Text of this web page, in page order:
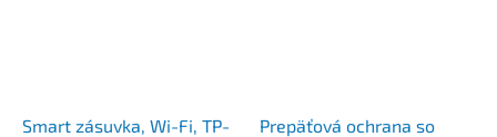
Smart zásuvka, Wi-Fi, TP-
Prepäťová ochrana so